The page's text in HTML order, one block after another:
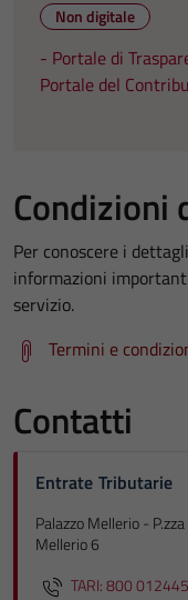
Non digitale
- Portale di
Portale del
Condizioni
Per conoscere i
informazioni
servizio.
Termini e
Contatti
Entrate Tributarie
Palazzo Mellerio -
Mellerio 6
TARI: 800 012445